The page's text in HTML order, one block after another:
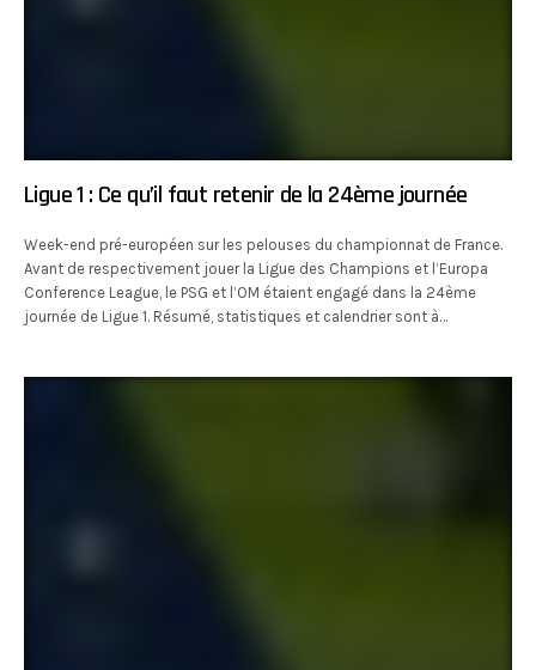
Ligue 1 : Ce qu’il faut retenir de la 24ème journée
Week-end pré-européen sur les pelouses du championnat de France.
Avant de respectivement jouer la Ligue des Champions et l’Europa
Conference League, le PSG et l’OM étaient engagé dans la 24ème
journée de Ligue 1. Résumé, statistiques et calendrier sont à…